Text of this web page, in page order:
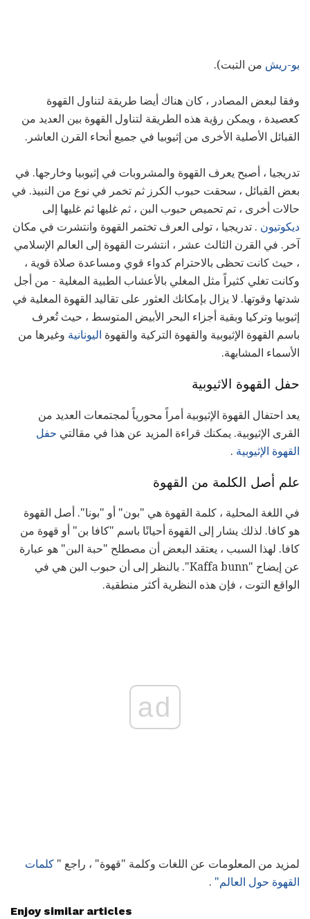
بو-ريش من التبت).
وفقا لبعض المصادر ، كان هناك أيضا طريقة لتناول القهوة
كعصيدة ، ويمكن رؤية هذه الطريقة لتناول القهوة بين العديد من
القبائل الأصلية الأخرى من إثيوبيا في جميع أنحاء القرن العاشر.
تدريجيا ، أصبح يعرف القهوة والمشروبات في إثيوبيا وخارجها. في
بعض القبائل ، سحقت حبوب الكرز ثم تخمر في نوع من النبيذ. في
حالات أخرى ، تم تحميص حبوب البن ، ثم غليها ثم غليها إلى
ديكوتيون . تدريجيا ، تولى العرف تختمر القهوة وانتشرت في مكان
آخر. في القرن الثالث عشر ، انتشرت القهوة إلى العالم الإسلامي
، حيث كانت تحظى بالاحترام كدواء قوي ومساعدة صلاة قوية ،
وكانت تغلي كثيراً مثل المغلي بالأعشاب الطبية المغلية - من أجل
شدتها وقوتها. لا يزال بإمكانك العثور على تقاليد القهوة المغلية في
إثيوبيا وتركيا وبقية أجزاء البحر الأبيض المتوسط ​​، حيث تُعرف
باسم القهوة الإثيوبية والقهوة التركية والقهوة اليونانية وغيرها من
الأسماء المشابهة.
حفل القهوة الاثيوبية
يعد احتفال القهوة الإثيوبية أمراً محورياً لمجتمعات العديد من
القرى الإثيوبية. يمكنك قراءة المزيد عن هذا في مقالتي حفل
القهوة الإثيوبية .
علم أصل الكلمة من القهوة
في اللغة المحلية ، كلمة القهوة هي "بون" أو "بونا". أصل القهوة
هو كافا. لذلك يشار إلى القهوة أحيانًا باسم "كافا بن" أو قهوة من
كافا. لهذا السبب ، يعتقد البعض أن مصطلح "حبة البن" هو عبارة
عن إيضاح "Kaffa bunn". بالنظر إلى أن حبوب البن هي في
الواقع التوت ، فإن هذه النظرية أكثر منطقية.
ad
لمزيد من المعلومات عن اللغات وكلمة "قهوة" ، راجع " كلمات
القهوة حول العالم" .
Enjoy similar articles